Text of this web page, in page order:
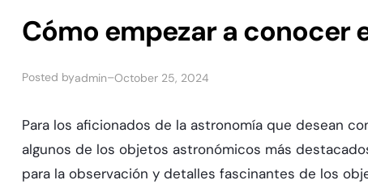
Cómo empezar a conocer
Posted byadmin–October 25, 2024
Para los aficionados de la astronomía que desean
algunos de los objetos astronómicos más
para la observación y detalles fascinantes de los